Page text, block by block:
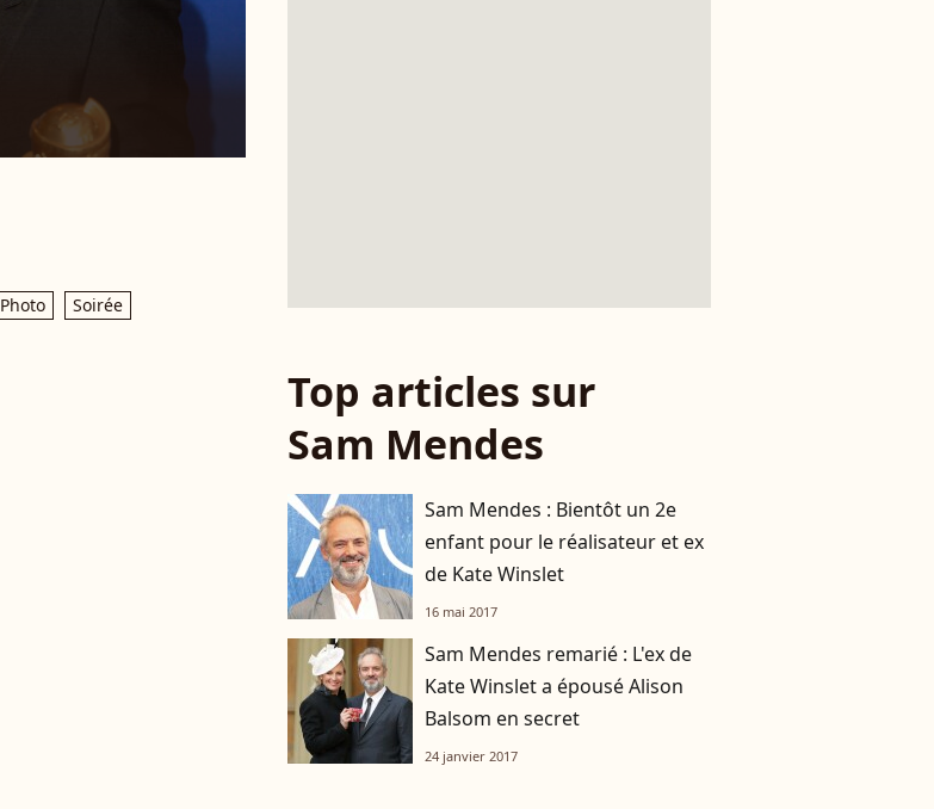
Photo Soirée
Top articles sur
Sam Mendes
Sam Mendes : Bientôt un 2e
enfant pour le réalisateur et ex
de Kate Winslet
16 mai 2017
Sam Mendes remarié : L'ex de
Kate Winslet a épousé Alison
Balsom en secret
24 janvier 2017